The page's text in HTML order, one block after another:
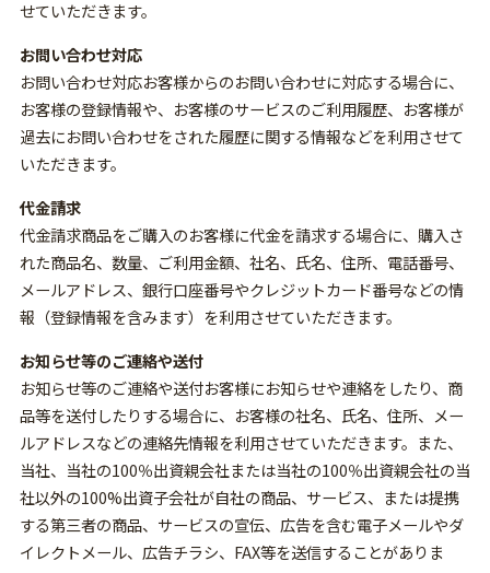
せていただきます。
お問い合わせ対応
お問い合わせ対応お客様からのお問い合わせに対応する場合に、
お客様の登録情報や、お客様のサービスのご利用履歴、お客様が
過去にお問い合わせをされた履歴に関する情報などを利用させて
いただきます。
代金請求
代金請求商品をご購入のお客様に代金を請求する場合に、購入さ
れた商品名、数量、ご利用金額、社名、氏名、住所、電話番号、
メールアドレス、銀行口座番号やクレジットカード番号などの情
報（登録情報を含みます）を利用させていただきます。
お知らせ等のご連絡や送付
お知らせ等のご連絡や送付お客様にお知らせや連絡をしたり、商
品等を送付したりする場合に、お客様の社名、氏名、住所、メー
ルアドレスなどの連絡先情報を利用させていただきます。また、
当社、当社の100％出資親会社または当社の100％出資親会社の当
社以外の100%出資子会社が自社の商品、サービス、または提携
する第三者の商品、サービスの宣伝、広告を含む電子メールやダ
イレクトメール、広告チラシ、FAX等を送信することがありま